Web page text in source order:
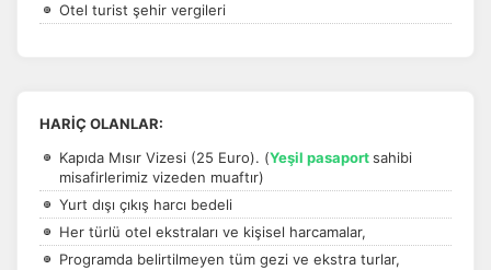
Otel turist şehir vergileri
HARİÇ OLANLAR:
Kapıda Mısır Vizesi (25 Euro). (Yeşil pasaportsahibi
misafirlerimiz vizeden muaftır)
Yurt dışı çıkış harcı bedeli
Her türlü otel ekstraları ve kişisel harcamalar,
Programda belirtilmeyen tüm gezi ve ekstra turlar,